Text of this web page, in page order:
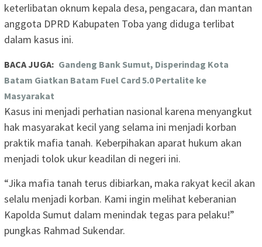
keterlibatan oknum kepala desa, pengacara, dan mantan
anggota DPRD Kabupaten Toba yang diduga terlibat
dalam kasus ini.
BACA JUGA: Gandeng Bank Sumut, Disperindag Kota
Batam Giatkan Batam Fuel Card 5.0 Pertalite ke
Masyarakat
Kasus ini menjadi perhatian nasional karena menyangkut
hak masyarakat kecil yang selama ini menjadi korban
praktik mafia tanah. Keberpihakan aparat hukum akan
menjadi tolok ukur keadilan di negeri ini.
“Jika mafia tanah terus dibiarkan, maka rakyat kecil akan
selalu menjadi korban. Kami ingin melihat keberanian
Kapolda Sumut dalam menindak tegas para pelaku!”
pungkas Rahmad Sukendar.